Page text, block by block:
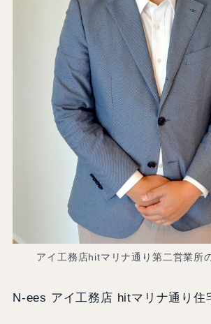
アイ工務店hitマリナ通り第二営業所
N-ees アイ工務店 hitマリナ通り住